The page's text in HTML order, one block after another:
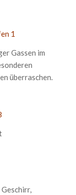
1
Gassen im
überraschen.